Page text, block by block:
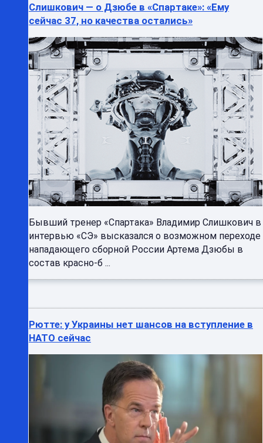
Слишкович — о Дзюбе в «Спартаке»: «Ему
сейчас 37, но качества остались»
Бывший тренер «Спартака» Владимир Слишкович в
интервью «СЭ» высказался о возможном переходе
нападающего сборной России Артема Дзюбы в
состав красно-б ...
Рютте: у Украины нет шансов на вступление в
НАТО сейчас